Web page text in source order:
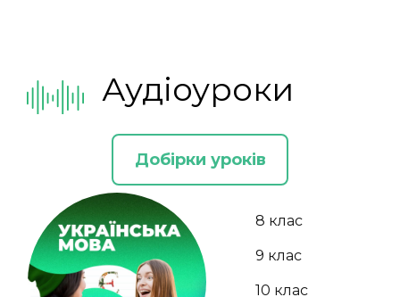
Аудіоуроки
Добірки уроків
8 клас
9 клас
10 клас